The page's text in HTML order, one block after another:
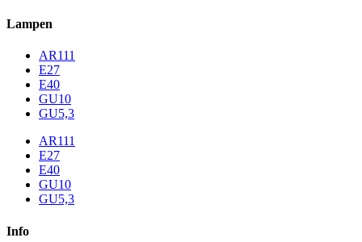
Lampen
AR111
E27
E40
GU10
GU5,3
AR111
E27
E40
GU10
GU5,3
Info